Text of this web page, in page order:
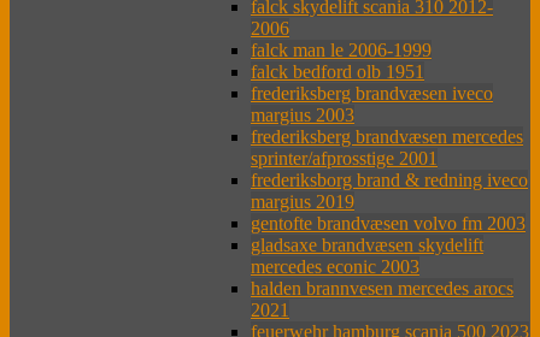
falck skydelift scania 310 2012-
2006
falck man le 2006-1999
falck bedford olb 1951
frederiksberg brandvæsen iveco
margius 2003
frederiksberg brandvæsen mercedes
sprinter/afprosstige 2001
frederiksborg brand & redning iveco
margius 2019
gentofte brandvæsen volvo fm 2003
gladsaxe brandvæsen skydelift
mercedes econic 2003
halden brannvesen mercedes arocs
2021
feuerwehr hamburg scania 500 2023